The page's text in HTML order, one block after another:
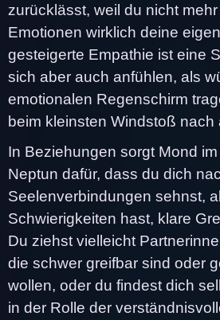
zurücklässt, weil du nicht
Emotionen wirklich deine
gesteigerte Empathie ist eine
sich aber auch anfühlen, als
emotionalen Regenschirm
beim kleinsten Windstoß nach
In Beziehungen sorgt Mond
Neptun dafür, dass du dich
Seelenverbindungen sehnst,
Schwierigkeiten hast, klare
Du ziehst vielleicht
die schwer greifbar sind oder
wollen, oder du findest dich
in der Rolle der